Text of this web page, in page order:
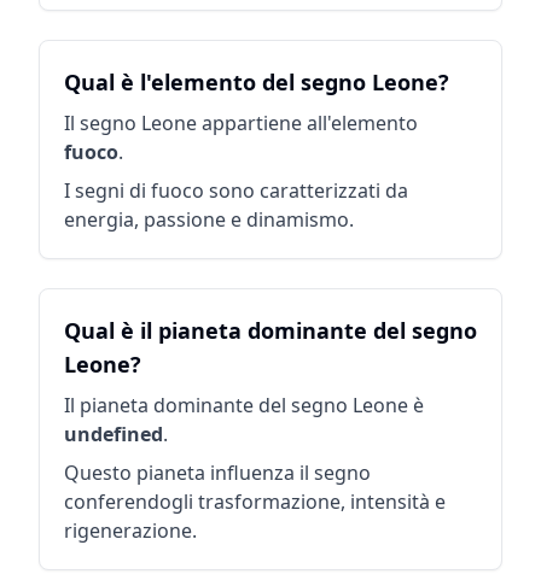
Qual è l'elemento del segno Leone?
Il segno Leone appartiene all'elemento
fuoco.
I segni di fuoco sono caratterizzati da
energia, passione e dinamismo.
Qual è il pianeta dominante del segno
Leone?
Il pianeta dominante del segno Leone è
undefined.
Questo pianeta influenza il segno
conferendogli trasformazione, intensità e
rigenerazione.